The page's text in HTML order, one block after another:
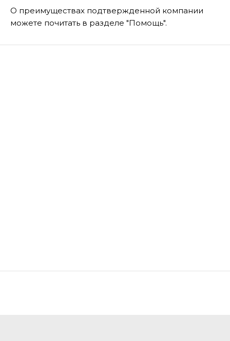
О преимуществах подтвержденной компании
можете почитать в разделе "Помощь".